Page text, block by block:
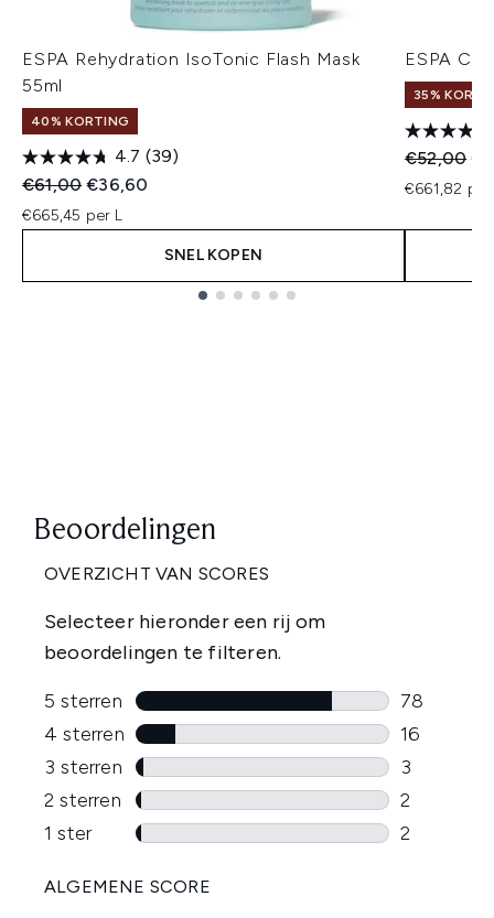
ESPA Rehydration IsoTonic Flash Mask
55ml
40% KORTING
4.7 (39)
Recommended Retail Price:
€61,00Huidige prijs:
€36,60
€665,45 per L
SNEL KOPEN
ESPA
35%
€52,00
€661,82